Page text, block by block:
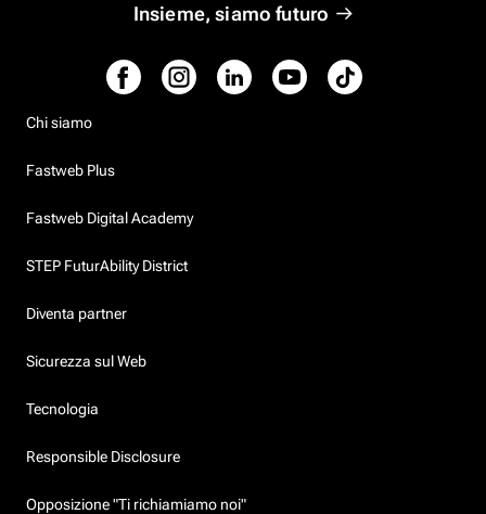
Insieme, siamo futuro
Chi siamo
Fastweb Plus
Fastweb Digital Academy
STEP FuturAbility District
Diventa partner
Sicurezza sul Web
Tecnologia
Responsible Disclosure
Opposizione "Ti richiamiamo noi"